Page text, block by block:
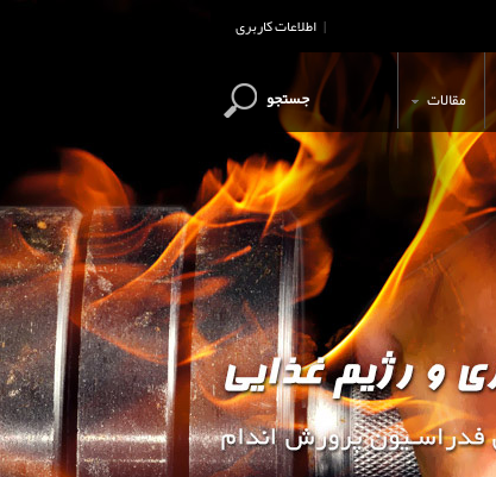
اطلاعات کاربری |
مقالات جستجو